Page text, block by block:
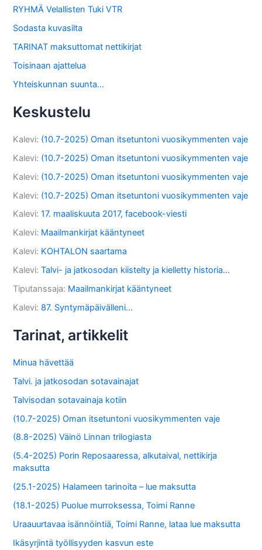
RYHMÄ Velallisten Tuki VTR
Sodasta kuvasilta
TARINAT maksuttomat nettikirjat
Toisinaan ajattelua
Yhteiskunnan suunta…
Keskustelu
Kalevi: (10.7-2025) Oman itsetuntoni vuosikymmenten vaje
Kalevi: (10.7-2025) Oman itsetuntoni vuosikymmenten vaje
Kalevi: (10.7-2025) Oman itsetuntoni vuosikymmenten vaje
Kalevi: (10.7-2025) Oman itsetuntoni vuosikymmenten vaje
Kalevi:17. maaliskuuta 2017, facebook-viesti
Kalevi: Maailmankirjat kääntyneet
Kalevi: KOHTALON saartama
Kalevi:Talvi- ja jatkosodan kiistelty ja kielletty historia…
Tiputanssaja: Maailmankirjat kääntyneet
Kalevi: 87. Syntymäpäivälleni…
Tarinat, artikkelit
Minua hävettää
Talvi. ja jatkosodan sotavainajat
Talvisodan sotavainaja kotiin
(10.7-2025) Oman itsetuntoni vuosikymmenten vaje
(8.8-2025) Väinö Linnan trilogiasta
(5.4-2025) Porin Reposaaressa, alkutaival, nettikirja
maksutta
(25.1-2025) Halameen tarinoita – lue maksutta
(18.1-2025) Puolue murroksessa, Toimi Ranne
Uraauurtavaa isännöintiä, Toimi Ranne, lataa lue maksutta
Ikäsyrjintä työllisyyden kasvun este